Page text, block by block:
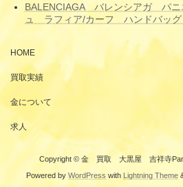
BALENCIAGA バレンシアガ パ
ュ ラフィア/カーフ ハンドバッ
HOME
買取実績
金について
求人
Copyright © 金 買取 大黒屋 吉祥寺
Powered by WordPress with Lightning Theme